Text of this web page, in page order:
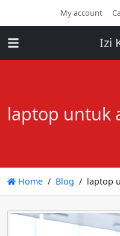
My account
Izi
laptop untuk
Home Blog laptop